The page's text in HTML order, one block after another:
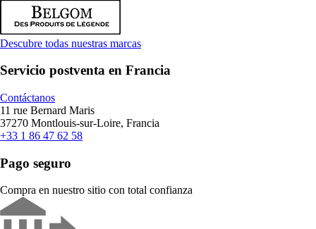
Descubre todas nuestras marcas
Servicio postventa en Francia
Contáctanos
11 rue Bernard Maris
37270 Montlouis-sur-Loire, Francia
+33 1 86 47 62 58
Pago seguro
Compra en nuestro sitio con total confianza